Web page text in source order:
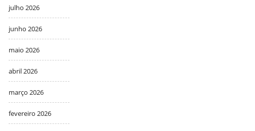
julho 2026
junho 2026
maio 2026
abril 2026
março 2026
fevereiro 2026